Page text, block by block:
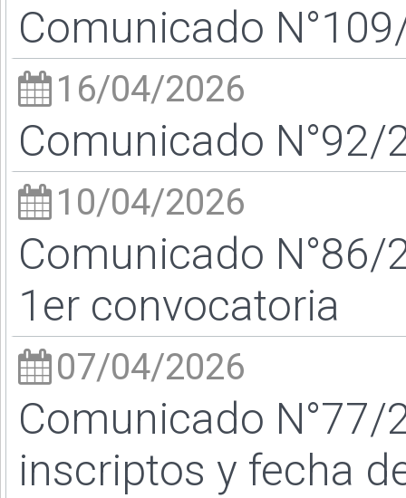
Comunicado
16/04/2026
Comunicado
10/04/2026
Comunicado N°86/
1er convocatoria
07/04/2026
Comunicado N°77/
inscriptos y fecha